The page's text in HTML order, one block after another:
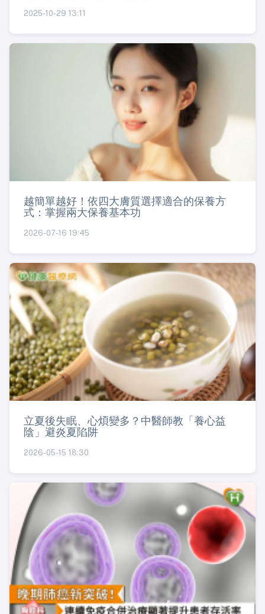
2025-10-29 13:11
越簡單越好！依四大膚質選擇適合的保養方
式：掌握兩大保養基本功
2026-07-16 19:45
立夏後失眠、心煩變多？中醫師教「養心益
陰」避炎夏陷阱
2026-05-15 18:30